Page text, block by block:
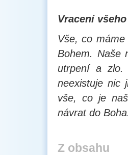
Vracení
Vše, co
Bohem. Naše
utrpení a zlo.
neexistuje nic
vše, co je
návrat do
Z obsahu